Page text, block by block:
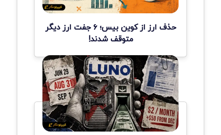
حذف ارز از کوین بیس؛ ۶ جفت ارز دیگر
متوقف شدند!